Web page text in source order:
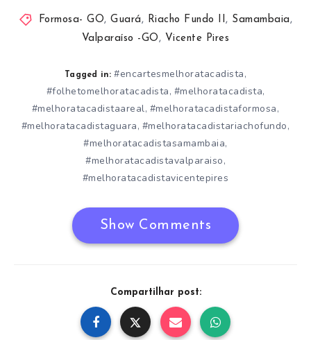
Formosa- GO, Guará, Riacho Fundo II, Samambaia,
Valparaíso -GO, Vicente Pires
Tagged in: #encartesmelhoratacadista,
#folhetomelhoratacadista, #melhoratacadista,
#melhoratacadistaareal, #melhoratacadistaformosa,
#melhoratacadistaguara, #melhoratacadistariachofundo,
#melhoratacadistasamambaia,
#melhoratacadistavalparaiso,
#melhoratacadistavicentepires
Show Comments
Compartilhar post: